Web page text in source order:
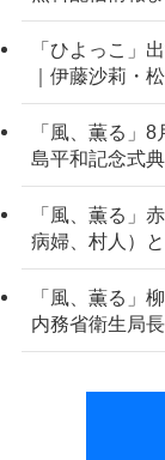
「ひよっこ」
｜伊藤沙莉・
「風、薫る」
島平和記念式
「風、薫る」
病婦、村人）
「風、薫る」
内務省衛生局